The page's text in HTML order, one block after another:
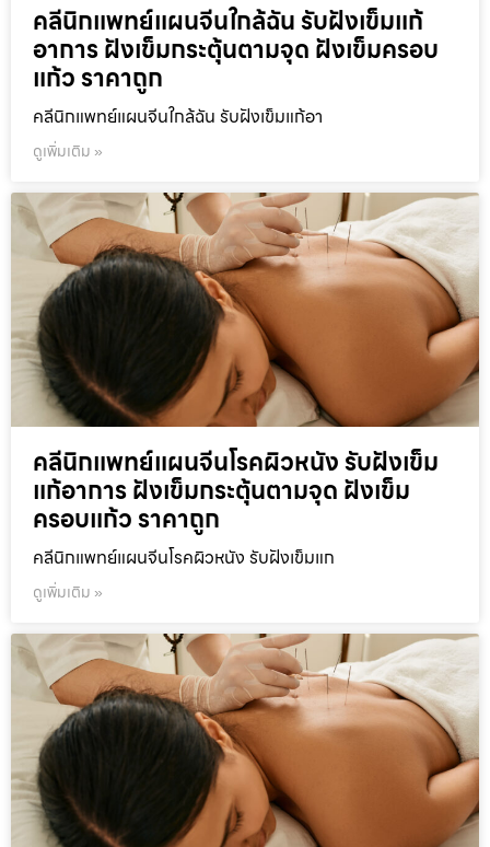
คลีนิกแพทย์แผนจีนใกล้ฉัน รับฝังเข็มแก้
อาการ ฝังเข็มกระตุ้นตามจุด ฝังเข็มครอบ
แก้ว ราคาถูก
คลีนิกแพทย์แผนจีนใกล้ฉัน รับฝังเข็มแก้อา
ดูเพิ่มเติม »
คลีนิกแพทย์แผนจีนโรคผิวหนัง รับฝังเข็ม
แก้อาการ ฝังเข็มกระตุ้นตามจุด ฝังเข็ม
ครอบแก้ว ราคาถูก
คลีนิกแพทย์แผนจีนโรคผิวหนัง รับฝังเข็มแก
ดูเพิ่มเติม »